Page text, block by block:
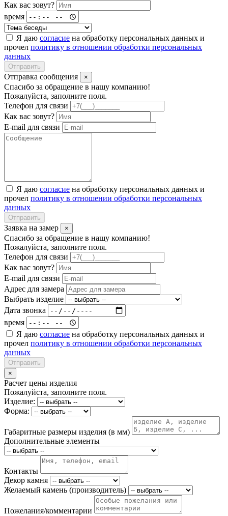
Как вас зовут?
время
Я даю согласие на обработку персональных данных и
прочел политику в отношении обработки персональных
данных
Отправить
Отправка сообщения ×
Спасибо за обращение в нашу компанию!
Пожалуйста, заполните поля.
Телефон для связи
Как вас зовут?
E-mail для связи
Я даю согласие на обработку персональных данных и
прочел политику в отношении обработки персональных
данных
Отправить
Заявка на замер ×
Спасибо за обращение в нашу компанию!
Пожалуйста, заполните поля.
Телефон для связи
Как вас зовут?
E-mail для связи
Адрес для замера
Выбрать изделие
Дата звонка
время
Я даю согласие на обработку персональных данных и
прочел политику в отношении обработки персональных
данных
Отправить
×
Расчет цены изделия
Пожалуйста, заполните поля.
Изделие:
Форма:
Габаритные размеры изделия (в мм)
Дополнительные элементы
Контакты
Декор камня
Желаемый камень (производитель)
Пожелания/комментарии